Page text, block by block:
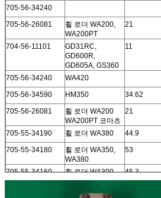
705-56-34240
705-56-26081
휠 로더 WA200,
WA200PT
21
704-56-11101
GD31RC,
GD600R,
GD605A, GS360
11
705-56-34240
WA420
705-56-34590
HM350 34.62
705-56-26081
휠 로더 WA200
WA200PT 코마츠
21
705-55-34190 휠 로더 WA380 44.9
705-55-34180
휠 로더 WA350,
WA380
53
705-55-34160
휠 로더 WA300,
WA320
45.3
휠 로더 560B